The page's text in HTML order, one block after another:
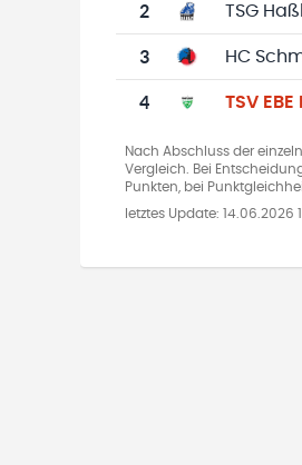
2 TSG
3 HC
4 TSV
Nach Abschluss der
Vergleich. Bei
Punkten, bei
letztes Update: 14.06.2026